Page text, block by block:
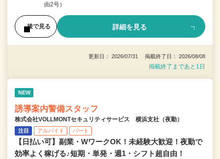
由2号）
後で見る 詳細を見る
更新日： 2026/07/31 掲載終了日： 2026/08/08
掲載終了まであと1日
NEW
誘導案内警備スタッフ
株式会社VOLLMONTセキュリティサービス 横浜支社（夜勤）
注目 アルバイト パート
【日払い可】副業・WワークOK！未経験大歓迎！夜勤で
効率よく稼げる♪短期・単発・週1・シフト超自由！